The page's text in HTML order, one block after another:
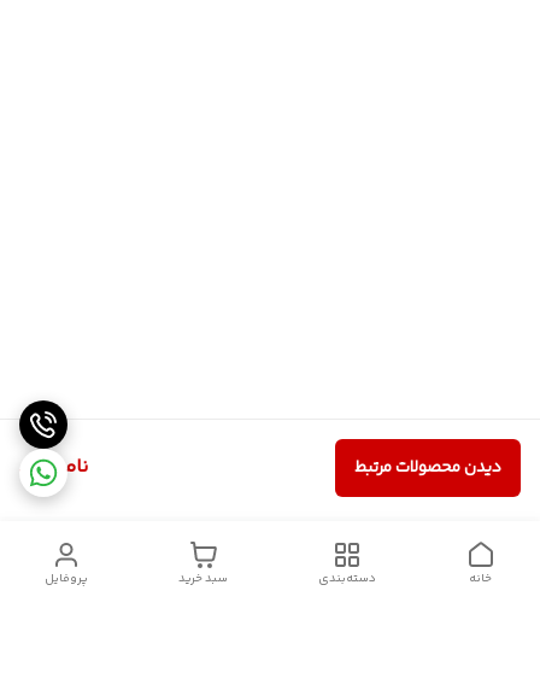
ناموجود دیدن محصولات مرتبط
پروفایل سبد خرید دسته‌بندی خانه